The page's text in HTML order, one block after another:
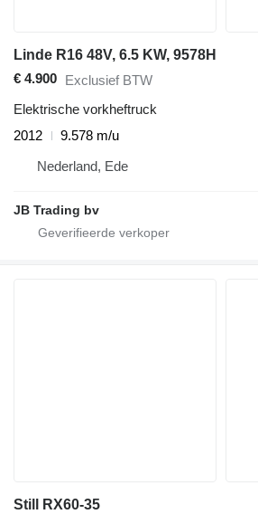
Linde R16 48V, 6.5 KW, 9578H
€ 4.900 Exclusief BTW
Elektrische vorkheftruck
2012
9.578 m/u
Nederland, Ede
JB Trading bv
Still RX60-35